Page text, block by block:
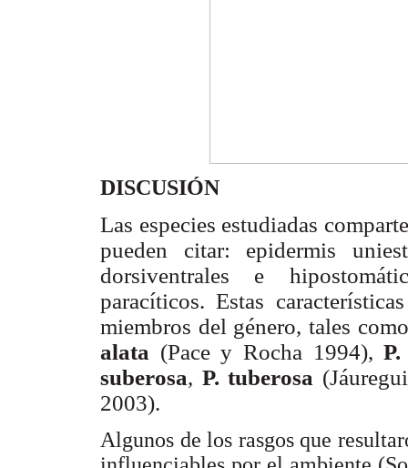
DISCUSIÓN
Las especies estudiadas
pueden citar: epidermis
dorsiventrales e
paracíticos. Estas
miembros del género, tales
alata (Pace y Rocha 1994),
suberosa, P. tuberosa
2003).
Algunos de los rasgos que